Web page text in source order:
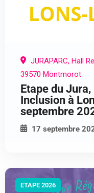
JURAPARC, Hall
39570 Montmorot
Etape du
Inclusion à
septembre
17 septembre
ETAPE 2026